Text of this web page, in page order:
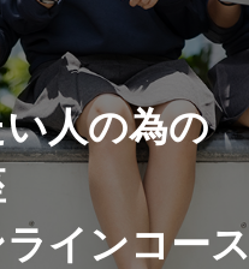
人の為の
インコース